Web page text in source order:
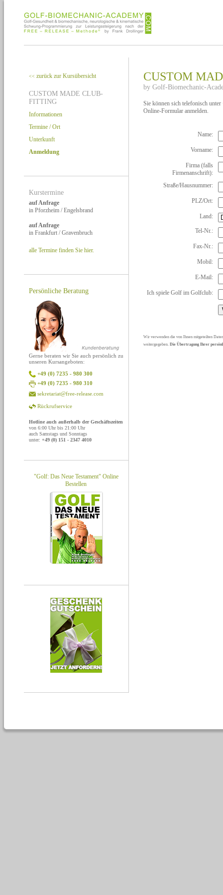
<< zurück zur Kursübersicht
CUSTOM MADE CLUB-
FITTING
Informationen
Termine / Ort
Unterkunft
Anmeldung
Kurstermine
auf Anfrage
in Pforzheim / Engelsbrand
auf Anfrage
in Frankfurt / Gravenbruch
alle Termine finden Sie hier.
Persönliche Beratung
Gerne beraten wir Sie auch persönlich zu
unseren Kursangeboten:
+49 (0) 7235 - 980 300
+49 (0) 7235 - 980 310
sekretariat@free-release.com
Rückrufservice
Hotline auch außerhalb der Geschäftszeiten
von 6:00 Uhr bis 21:00 Uhr
auch Samstags und Sonntags
unter: +49 (0) 151 - 2347 4010
"Golf: Das Neue Testament" Online
Bestellen
CUSTOM
by Golf-Biomechanic-
Sie können sich telefonisch
Online-Formular anmelden.
Name:
Vorname:
Firma (falls
Firmenanschrift):
Straße/Hausnummer:
PLZ/Ort:
Land:
Tel-Nr.:
Fax-Nr.:
Mobil:
E-Mail:
Ich spiele Golf im Golfclub:
Wir verwenden die von Ihnen mitgeteilten
weitergegeben. Die Übertragung Ihrer